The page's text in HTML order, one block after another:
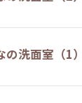
の洗面室（